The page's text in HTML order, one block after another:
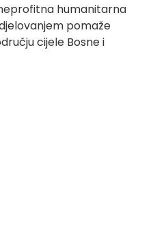
humanitarna
pomaže
cijele Bosne i